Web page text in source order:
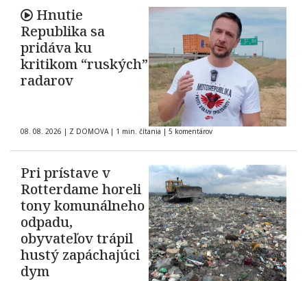
Hnutie
Republika sa
pridáva ku
kritikom “ruských”
radarov
08. 08. 2026 | Z DOMOVA | 1 min. čítania | 5 komentárov
Pri prístave v
Rotterdame horeli
tony komunálneho
odpadu,
obyvateľov trápil
hustý zapáchajúci
dym